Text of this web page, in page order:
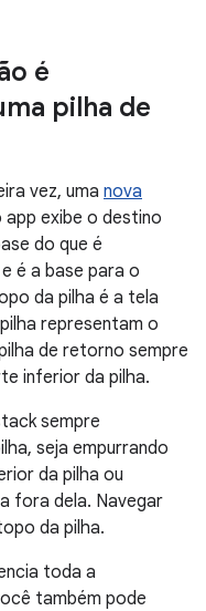
é
pilha de
vez, uma nova
exibe o destino
do que é
e é a base para o
da pilha é a tela
representam o
de retorno sempre
inferior da pilha.
sempre
seja empurrando
da pilha ou
fora dela. Navegar
da pilha.
toda a
também pode